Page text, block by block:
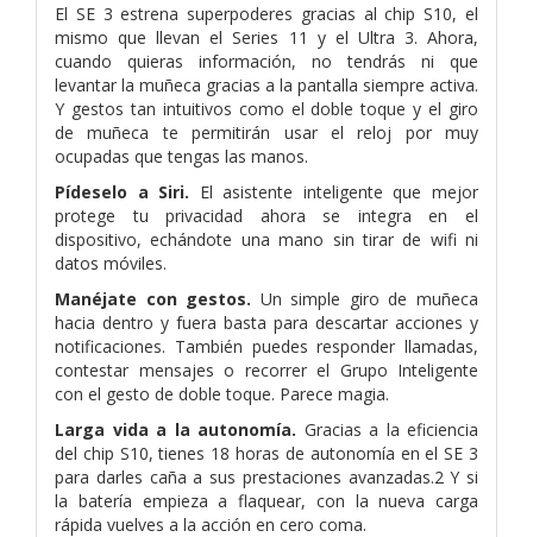
El SE 3 estrena superpoderes gracias al chip S10, el
mismo que llevan el Series 11 y el Ultra 3. Ahora,
cuando quieras información, no tendrás ni que
levantar la muñeca gracias a la pantalla siempre activa.
Y gestos tan intuitivos como el doble toque y el giro
de muñeca te permitirán usar el reloj por muy
ocupadas que tengas las manos.
Pídeselo a Siri. El asistente inteligente que mejor
protege tu privacidad ahora se integra en el
dispositivo, echándote una mano sin tirar de wifi ni
datos móviles.
Manéjate con gestos. Un simple giro de muñeca
hacia dentro y fuera basta para descartar acciones y
notificaciones. También puedes responder llamadas,
contestar mensajes o recorrer el Grupo Inteligente
con el gesto de doble toque. Parece magia.
Larga vida a la autonomía. Gracias a la eficiencia
del chip S10, tienes 18 horas de autonomía en el SE 3
para darles caña a sus prestaciones avanzadas.2 Y si
la batería empieza a flaquear, con la nueva carga
rápida vuelves a la acción en cero coma.